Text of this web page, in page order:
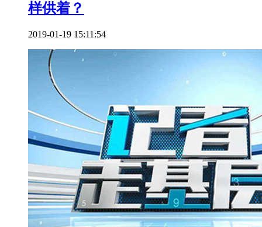
样供着？
2019-01-19 15:11:54